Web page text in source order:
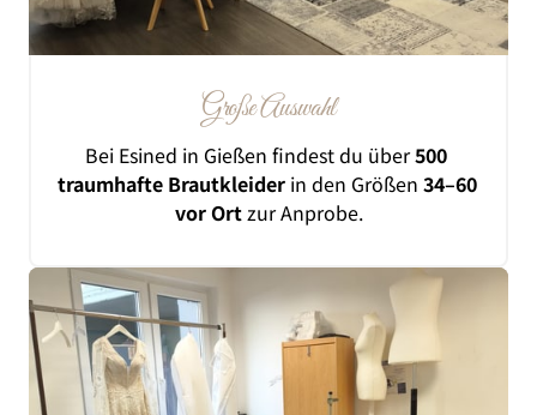
Große Auswahl
Bei Esined in Gießen findest du über
traumhafte Brautkleider in den Größen 34‒
vor Ort zur Anprobe.